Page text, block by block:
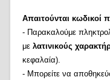
Απαιτούνται κωδικοί
- Παρακαλούμε
με λατινικούς
κεφαλαία).
- Μπορείτε να